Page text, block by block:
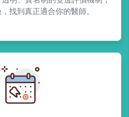
找到真正適合你的醫師。